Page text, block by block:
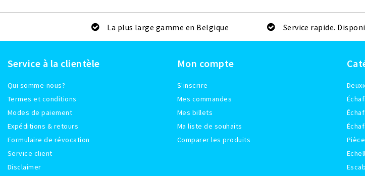
La plus large gamme en Belgique Service rapide.
Service à la clientèle
Qui somme-nous?
Termes et conditions
Modes de paiement
Expéditions & retours
Formulaire de révocation
Service client
Disclaimer
Mon compte
S'inscrire
Mes commandes
Mes billets
Ma liste de souhaits
Comparer les produits